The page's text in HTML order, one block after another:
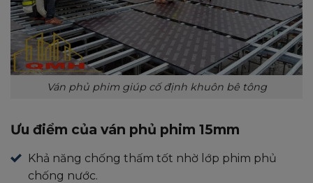
Ván phủ phim giúp cố định khuôn bê tông
Ưu điểm của ván phủ phim 15mm
Khả năng chống thấm tốt nhờ lớp phim phủ
chống nước.